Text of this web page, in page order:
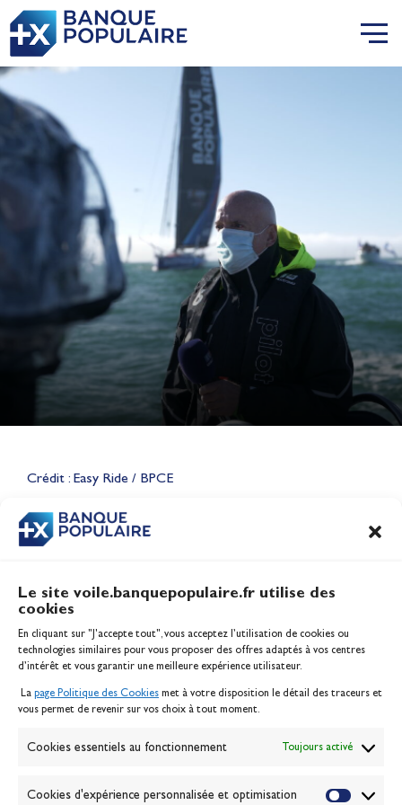
Le site voile.banquepopulaire.fr utilise des
cookies
En cliquant sur "J'accepte tout", vous acceptez l’utilisation de cookies ou
technologies similaires pour vous proposer des offres adaptés à vos centres
d’intérêt et vous garantir une meilleure expérience utilisateur.
La page Politique des Cookies met à votre disposition le détail des traceurs et
vous permet de revenir sur vos choix à tout moment.
Cookies essentiels au fonctionnement Toujours activé
Cookies d'expérience personnalisée et optimisation
Crédit : Easy Ride / BPCE
CONTENU
Lauriane Nolot en or à Long
Jeux Olympiques 2028
Inscription serveur média
Contact
Politique des cookies
Banque de la voile
Passion Voile TV